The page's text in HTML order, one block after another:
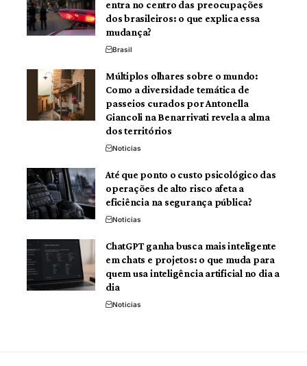
entra no centro das preocupações
dos brasileiros: o que explica essa
mudança?
Brasil
Múltiplos olhares sobre o mundo:
Como a diversidade temática de
passeios curados por Antonella
Giancoli na Benarrivati revela a alma
dos territórios
Noticias
Até que ponto o custo psicológico das
operações de alto risco afeta a
eficiência na segurança pública?
Noticias
ChatGPT ganha busca mais inteligente
em chats e projetos: o que muda para
quem usa inteligência artificial no dia a
dia
Noticias